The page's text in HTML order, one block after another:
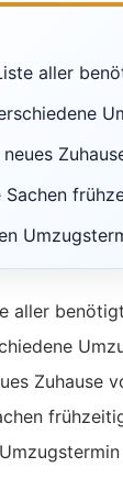
aller
Sachen
aller
Zuhause